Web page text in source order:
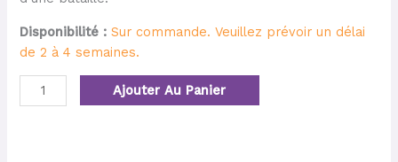
Disponibilité : Sur commande. Veuillez prévoir un délai
de 2 à 4 semaines.
Ajouter Au Panier